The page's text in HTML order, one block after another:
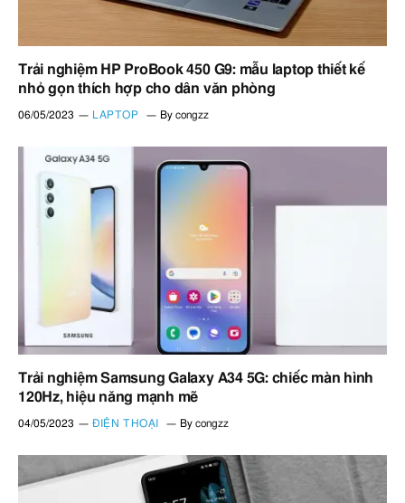
Trải nghiệm HP ProBook 450 G9: mẫu laptop thiết kế
nhỏ gọn thích hợp cho dân văn phòng
06/05/2023 LAPTOP By congzz
Trải nghiệm Samsung Galaxy A34 5G: chiếc màn hình
120Hz, hiệu năng mạnh mẽ
04/05/2023 ĐIỆN THOẠI By congzz